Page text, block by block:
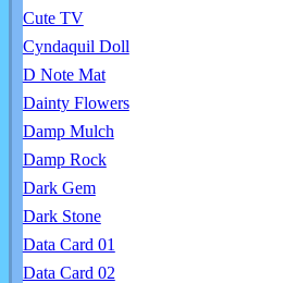
Cute TV
Cyndaquil Doll
D Note Mat
Dainty Flowers
Damp Mulch
Damp Rock
Dark Gem
Dark Stone
Data Card 01
Data Card 02